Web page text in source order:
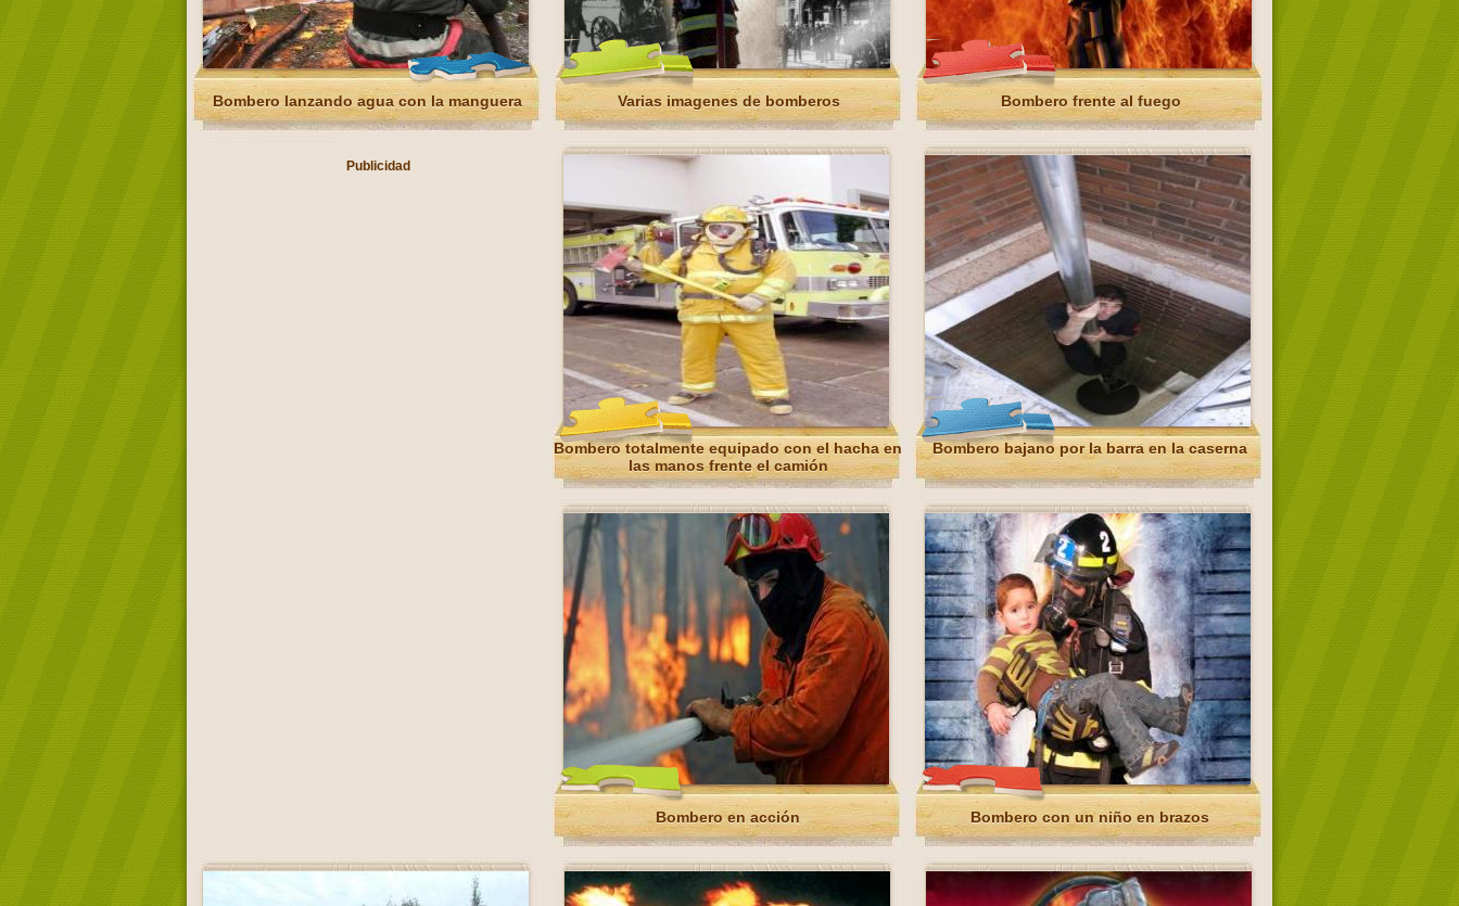
Bombero lanzando agua con la manguera Varias imagenes de bomberos Bombero frente al fuego
Publicidad
Bombero totalmente equipado con el hacha en
las manos frente el camión
Bombero bajano por la barra en la caserna
Bombero en acción Bombero con un niño en brazos